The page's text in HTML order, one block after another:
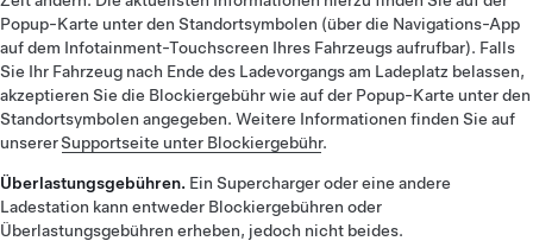
Popup-Karte unter den Standortsymbolen (über die Navigations-App
auf dem Infotainment-Touchscreen Ihres Fahrzeugs aufrufbar). Falls
Sie Ihr Fahrzeug nach Ende des Ladevorgangs am Ladeplatz belassen,
akzeptieren Sie die Blockiergebühr wie auf der Popup-Karte unter den
Standortsymbolen angegeben. Weitere Informationen finden Sie auf
unsererSupportseite unter Blockiergebühr.
Überlastungsgebühren. Ein Supercharger oder eine andere
Ladestation kann entweder Blockiergebühren oder
Überlastungsgebühren erheben, jedoch nicht beides.